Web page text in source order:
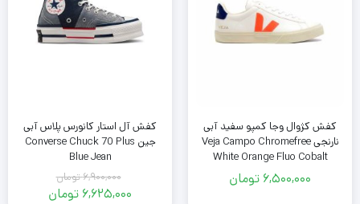
کفش کژوال وجا کمپو سفید آبی
نارنجی Veja Campo Chromefree
White Orange Fluo Cobalt
6,500,000 تومان
کفش آل استار کانورس پلاس آبی
جین Converse Chuck 70 Plus
Blue Jean
6,900,000تومان
قیمت6,625,000 تومان